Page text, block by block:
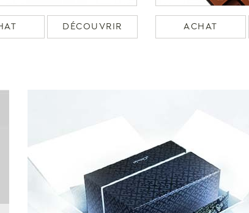
DÉCOUVRIR ACHAT